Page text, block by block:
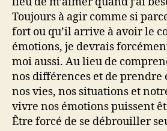
Toujours à agir comme si
fort ou qu’il arrive à avoir le
émotions, je devrais
moi aussi. Au lieu de
nos différences et de prendre
nos vies, nos situations et
vivre nos émotions puissent
Être forcé de se débrouiller